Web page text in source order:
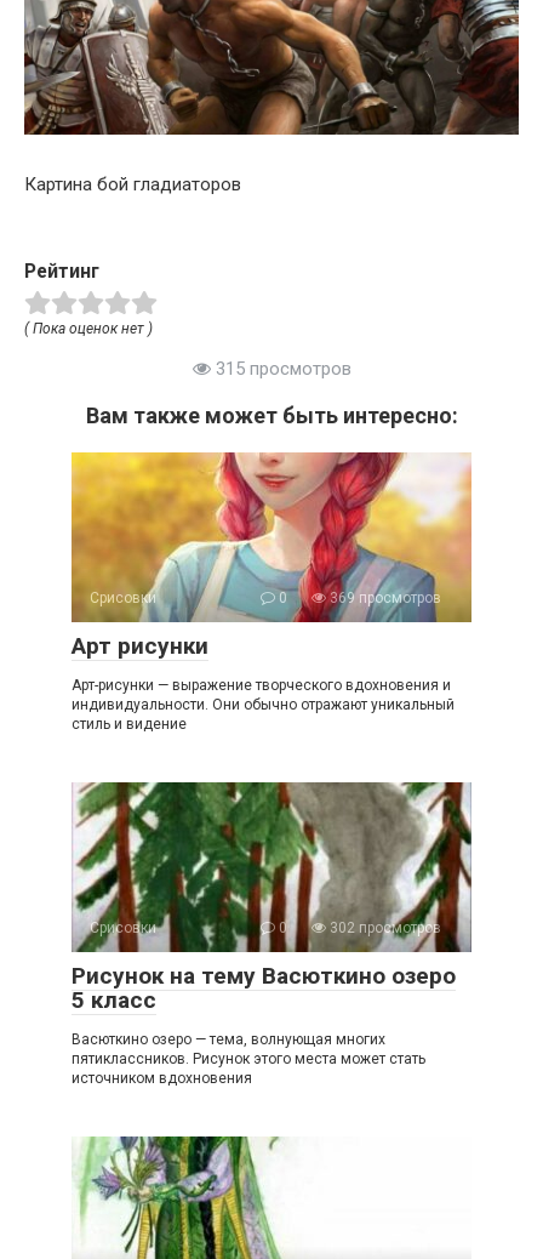
Картина бой гладиаторов
Рейтинг
( Пока оценок нет )
315 просмотров
Вам также может быть интересно:
Срисовки 0 369 просмотров
Арт рисунки
Арт-рисунки — выражение творческого вдохновения и
индивидуальности. Они обычно отражают уникальный
стиль и видение
Срисовки 0 302 просмотров
Рисунок на тему Васюткино озеро
5 класс
Васюткино озеро — тема, волнующая многих
пятиклассников. Рисунок этого места может стать
источником вдохновения